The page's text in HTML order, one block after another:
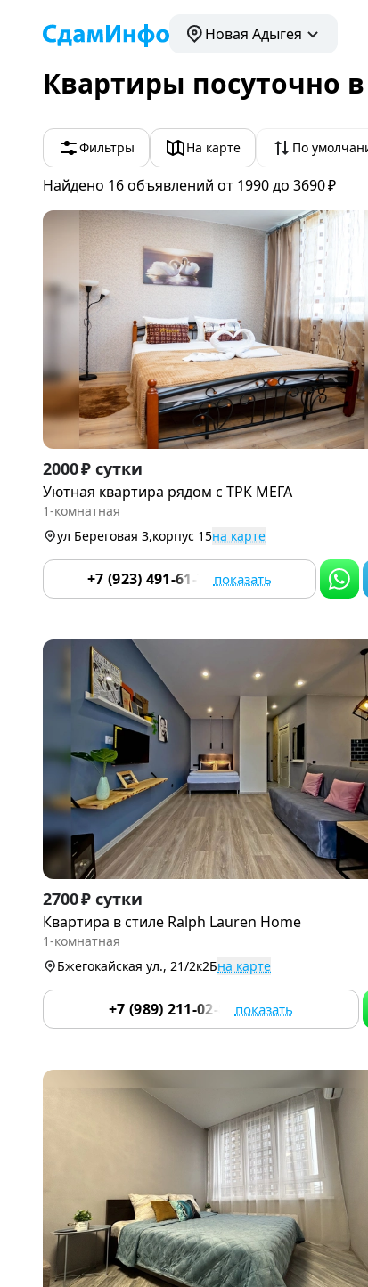
Новая Адыгея
Квартиры посуточно
Фильтры На карте По
Найдено 16объявлений от 1990 до 3690 ₽
Item
1
of
2000 ₽ сутки
Уютная квартира рядом с ТРК МЕГА
1-комнатная
ул Береговая 3,корпус 15на карте
+7 (923) 491-61-78показать
Item
1
of
2700 ₽ сутки
Квартира в стиле Ralph Lauren Home
1-комнатная
Бжегокайская ул., 21/2к2Бна карте
+7 (989) 211-02-81 показать